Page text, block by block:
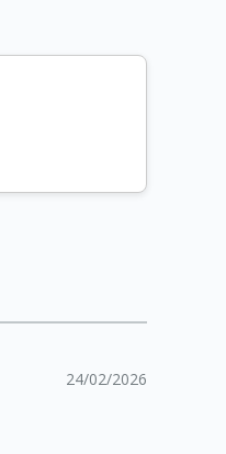
24/02/2026